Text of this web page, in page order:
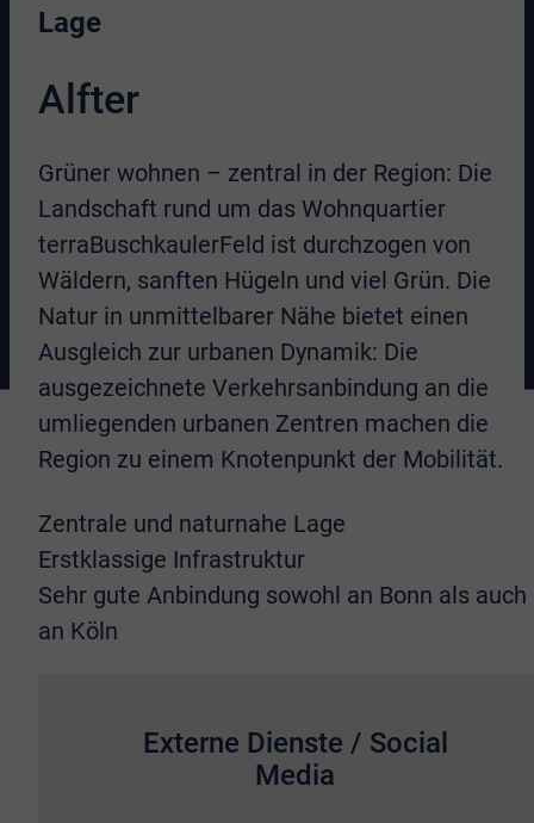
Lage
Alfter
Grüner wohnen – zentral in der Region: Die
Landschaft rund um das Wohnquartier
terraBuschkaulerFeld ist durchzogen von
Wäldern, sanften Hügeln und viel Grün. Die
Natur in unmittelbarer Nähe bietet einen
Ausgleich zur urbanen Dynamik: Die
ausgezeichnete Verkehrsanbindung an die
umliegenden urbanen Zentren machen die
Region zu einem Knotenpunkt der Mobilität.
Zentrale und naturnahe Lage
Erstklassige Infrastruktur
Sehr gute Anbindung sowohl an Bonn als auch
an Köln
Externe Dienste / Social
Media